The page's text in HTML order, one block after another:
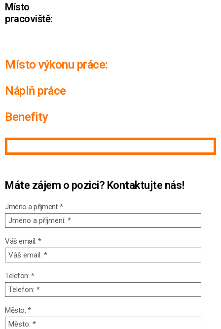
Místo
pracoviště:
Místo výkonu práce:
Náplň práce
Benefity
Máte zájem o pozici? Kontaktujte nás!
Jméno a příjmení: *
Váš email: *
Telefon: *
Město: *